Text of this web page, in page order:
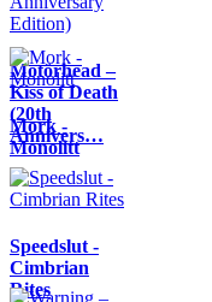
Motörhead –
Kiss of Death
(20th
Annivers…
Mork -
Monolitt
Speedslut -
Cimbrian
Rites